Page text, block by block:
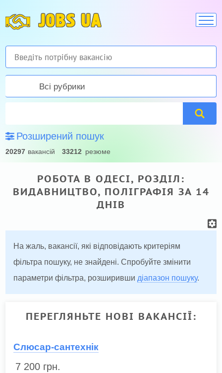
JOBS UA
Всі рубрики
Розширений пошук
20297 вакансій 33212 резюме
РОБОТА В ОДЕСІ, РОЗДІЛ:
ВИДАВНИЦТВО, ПОЛІГРАФІЯ ЗА 14
ДНІВ
На жаль, вакансії, які відповідають критеріям
фільтра пошуку, не знайдені. Спробуйте змінити
параметри фільтра, розширивши діапазон пошуку.
ПЕРЕГЛЯНЬТЕ НОВІ ВАКАНСІЇ:
Слюсар-сантехнік
7 200 грн.